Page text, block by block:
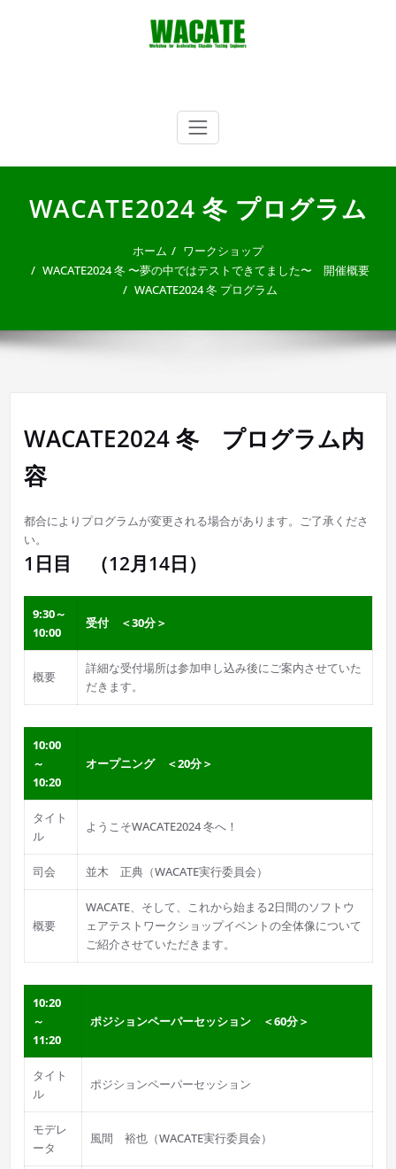
WACATE2024 冬 プログラム
ホーム
ワークショップ
WACATE2024 冬 〜夢の中ではテストできてました〜 開催概要
WACATE2024 冬 プログラム
WACATE2024 冬 プログラム内
容
都合によりプログラムが変更される場合があります。ご了承くださ
い。
1日目 （12月14日）
9:30～
10:00
受付 ＜30分＞
概要
詳細な受付場所は参加申し込み後にご案内させていた
だきます。
10:00
～
10:20
オープニング ＜20分＞
タイト
ル
ようこそWACATE2024 冬へ！
司会 並木 正典（WACATE実行委員会）
概要
WACATE、そして、これから始まる2日間のソフトウ
ェアテストワークショップイベントの全体像について
ご紹介させていただきます。
10:20
～
11:20
ポジションペーパーセッション ＜60分＞
タイト
ル
ポジションペーパーセッション
モデレ
ータ
風間 裕也（WACATE実行委員会）